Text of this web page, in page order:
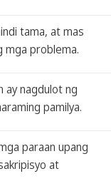
tama, at mas
mga problema.
ay nagdulot ng
pamilya.
paraan upang
at